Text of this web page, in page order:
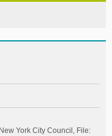
York City Council, File: